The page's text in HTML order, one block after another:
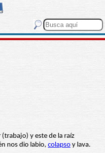
(trabajo) y este de la raíz
nos dio labio, colapso y lava.